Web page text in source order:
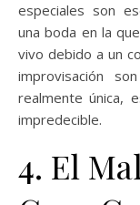
especiales son
una boda en la
vivo debido a un
improvisación
realmente única,
impredecible.
4. El